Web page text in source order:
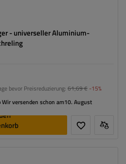
- universeller Aluminium-
bevor Preisreduzierung: 61,69 € -15%
Wir versenden schon am10. August